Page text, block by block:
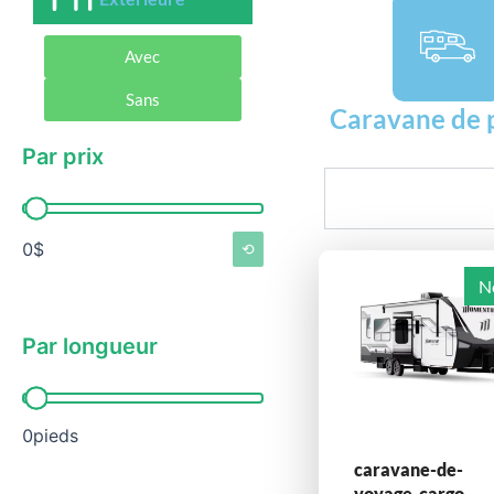
Avec
Sans
Par prix
Par prix
0$ ⟲
Par longueur
Par longueur
0pieds
Caravane de
caravane-de-